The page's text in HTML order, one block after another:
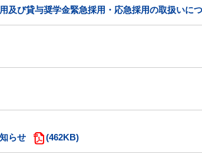
及び貸与奨学金緊急採用・応急採用の取扱いに
らせ (462KB)